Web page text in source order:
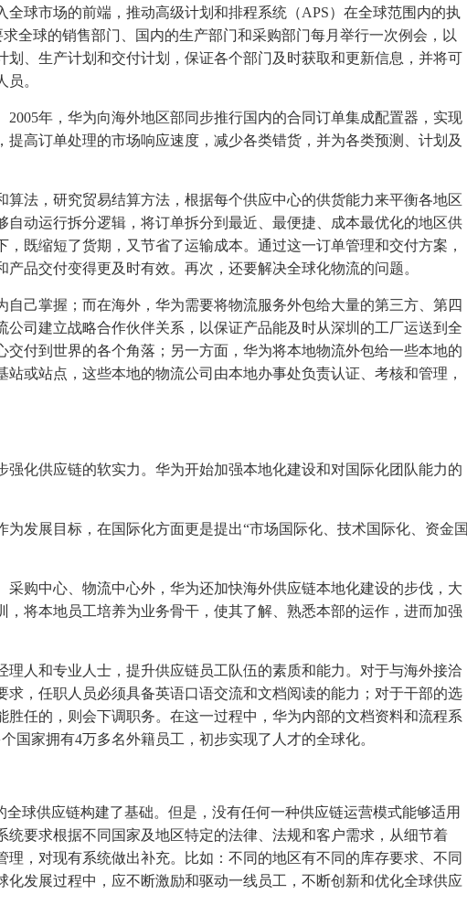
球市场的前端，推动高级计划和排程系统（APS）在全球范围内的执
全球的销售部门、国内的生产部门和采购部门每月举行一次例会，以
、生产计划和交付计划，保证各个部门及时获取和更新信息，并将可
。
年，华为向海外地区部同步推行国内的合同订单集成配置器，实现
高订单处理的市场响应速度，减少各类错货，并为各类预测、计划及
法，研究贸易结算方法，根据每个供应中心的供货能力来平衡各地区
动运行拆分逻辑，将订单拆分到最近、最便捷、成本最优化的地区供
既缩短了货期，又节省了运输成本。通过这一订单管理和交付方案，
品交付变得更及时有效。再次，还要解决全球化物流的问题。
自己掌握；而在海外，华为需要将物流服务外包给大量的第三方、第四
司建立战略合作伙伴关系，以保证产品能及时从深圳的工厂运送到全
付到世界的各个角落；另一方面，华为将本地物流外包给一些本地的
或站点，这些本地的物流公司由本地办事处负责认证、考核和管理，
化供应链的软实力。华为开始加强本地化建设和对国际化团队能力的
发展目标，在国际化方面更是提出“市场国际化、技术国际化、资金国
购中心、物流中心外，华为还加快海外供应链本地化建设的步伐，大
将本地员工培养为业务骨干，使其了解、熟悉本部的运作，进而加强
人和专业人士，提升供应链员工队伍的素质和能力。对于与海外接洽
，任职人员必须具备英语口语交流和文档阅读的能力；对于干部的选
任的，则会下调职务。在这一过程中，华为内部的文档资料和流程系
国家拥有4万多名外籍员工，初步实现了人才的全球化。
球供应链构建了基础。但是，没有任何一种供应链运营模式能够适用
要求根据不同国家及地区特定的法律、法规和客户需求，从细节着
，对现有系统做出补充。比如：不同的地区有不同的库存要求、不同
发展过程中，应不断激励和驱动一线员工，不断创新和优化全球供应